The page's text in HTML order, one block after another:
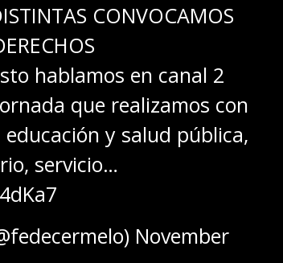
CONVOCAMOS
hablamos en canal 2
que realizamos con
y salud pública,
servicio…
November